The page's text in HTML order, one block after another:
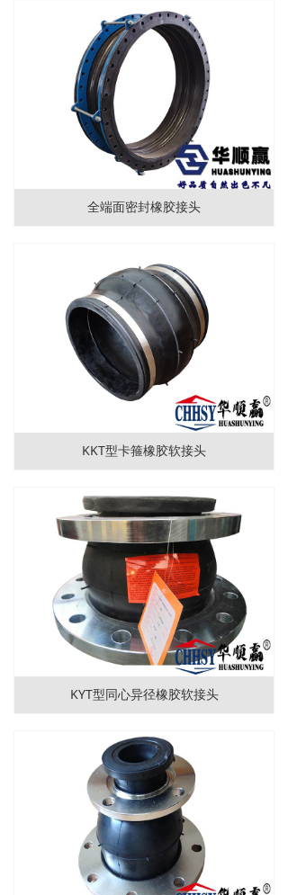
全端面密封橡胶接头
KKT型卡箍橡胶软接头
KYT型同心异径橡胶软接头